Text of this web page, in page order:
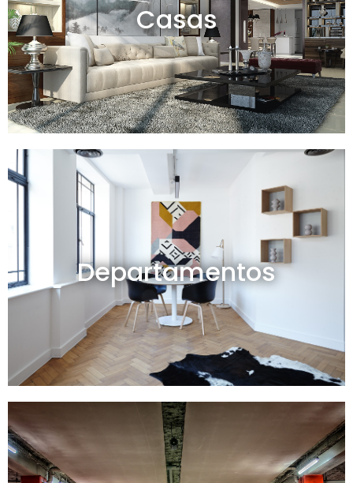
Casas
Ver todas
Departamentos
Departamentos en venta y alquiler
Ver todos